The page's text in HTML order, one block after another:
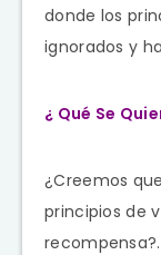
donde los
ignorados y
¿ Qué Se
¿Creemos
principios de